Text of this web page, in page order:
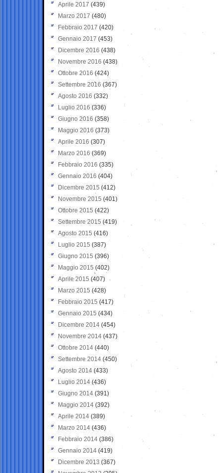
Aprile 2017 (439)
Marzo 2017 (480)
Febbraio 2017 (420)
Gennaio 2017 (453)
Dicembre 2016 (438)
Novembre 2016 (438)
Ottobre 2016 (424)
Settembre 2016 (367)
Agosto 2016 (332)
Luglio 2016 (336)
Giugno 2016 (358)
Maggio 2016 (373)
Aprile 2016 (307)
Marzo 2016 (369)
Febbraio 2016 (335)
Gennaio 2016 (404)
Dicembre 2015 (412)
Novembre 2015 (401)
Ottobre 2015 (422)
Settembre 2015 (419)
Agosto 2015 (416)
Luglio 2015 (387)
Giugno 2015 (396)
Maggio 2015 (402)
Aprile 2015 (407)
Marzo 2015 (428)
Febbraio 2015 (417)
Gennaio 2015 (434)
Dicembre 2014 (454)
Novembre 2014 (437)
Ottobre 2014 (440)
Settembre 2014 (450)
Agosto 2014 (433)
Luglio 2014 (436)
Giugno 2014 (391)
Maggio 2014 (392)
Aprile 2014 (389)
Marzo 2014 (436)
Febbraio 2014 (386)
Gennaio 2014 (419)
Dicembre 2013 (367)